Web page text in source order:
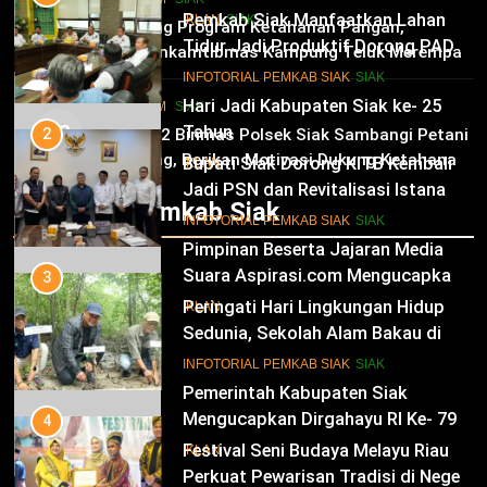
Kabupaten Siak Ke-25 Tahun
IKLAN SIAK
11
Hari Jadi Kabupaten Siak ke- 25
Tahun
IKLAN
12
Pimpinan Beserta Jajaran Media
Suara Aspirasi.com Mengucapkan
Selamat HUT RI Ke-79
IKLAN
13
Pemerintah Kabupaten Siak
Mengucapkan Dirgahayu RI Ke- 79
IKLAN
02
Dukung Program Ketahanan Pangan,
Bhabinkamtibmas Kampung Teluk Merempan
Tinjau Tanaman Jagung Waga
03
HUKRIM SIAK
Panit 2 Binmas Polsek Siak Sambangi Petani
Jagung, Berikan Motivasi Dukung Ketahanan
Pangan Nasional
Infotorial Pemkab Siak
Pemkab Siak Manfaatkan Lahan
Tidur Jadi Produktif Dorong PAD
dan Kesejahteraan Warga
INFOTORIAL PEMKAB SIAK SIAK
2
Bupati Siak Dorong KITB Kembali
Jadi PSN dan Revitalisasi Istana
Kesultanan Siak
INFOTORIAL PEMKAB SIAK SIAK
3
Peringati Hari Lingkungan Hidup
Sedunia, Sekolah Alam Bakau di
Siak Cetak Generasi Penjaga
Pesisir
INFOTORIAL PEMKAB SIAK SIAK
4
Festival Seni Budaya Melayu Riau
Perkuat Pewarisan Tradisi di Negeri